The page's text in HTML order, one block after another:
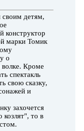
своим детям,
конструктор
марки Томик
о
волке. Кроме
спектакль
свою сказку,
и
захочется
козлят", то в